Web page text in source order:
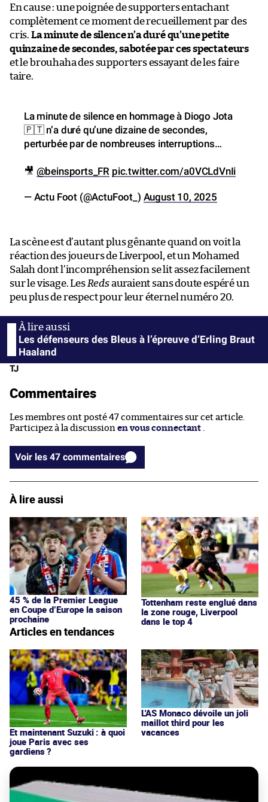
En cause : une poignée de supporters entachant
complètement ce moment de recueillement par des
cris. La minute de silence n’a duré qu’une petite
quinzaine de secondes, sabotée par ces spectateurs
et le brouhaha des supporters essayant de les faire
taire.
La minute de silence en hommage à Diogo Jota
🇵🇹 n’a duré qu’une dizaine de secondes,
perturbée par de nombreuses interruptions…
🎥 @beinsports_FR pic.twitter.com/a0VCLdVnIi
— Actu Foot (@ActuFoot_) August 10, 2025
La scène est d’autant plus gênante quand on voit la
réaction des joueurs de Liverpool, et un Mohamed
Salah dont l’incompréhension se lit assez facilement
sur le visage. Les Redsauraient sans doute espéré un
peu plus de respect pour leur éternel numéro 20.
Les défenseurs des Bleus à l’épreuve d’Erling Braut
Haaland
TJ
Commentaires
Les membres ont posté 47 commentaires sur cet article.
Participez à la discussion en vous connectant .
Voir les 47 commentaires
À lire aussi
45 % de la Premier League
en Coupe d’Europe la saison
prochaine
Tottenham reste englué dans
la zone rouge, Liverpool
dans le top 4
Articles en tendances
Et maintenant Suzuki : à quoi
joue Paris avec ses
gardiens ?
L'AS Monaco dévoile un joli
maillot third pour les
vacances